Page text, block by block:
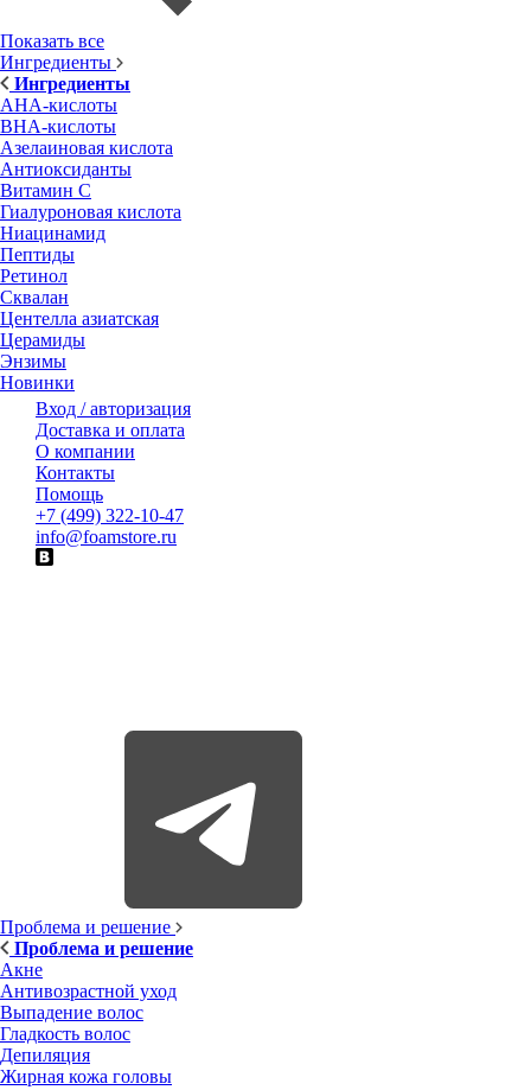
Показать все
Ингредиенты
Ингредиенты
AHA-кислоты
BHA-кислоты
Азелаиновая кислота
Антиоксиданты
Витамин С
Гиалуроновая кислота
Ниацинамид
Пептиды
Ретинол
Сквалан
Центелла азиатская
Церамиды
Энзимы
Новинки
Вход / авторизация
Доставка и оплата
О компании
Контакты
Помощь
+7 (499) 322-10-47
info@foamstore.ru
Проблема и решение
Проблема и решение
Акне
Антивозрастной уход
Выпадение волос
Гладкость волос
Депиляция
Жирная кожа головы